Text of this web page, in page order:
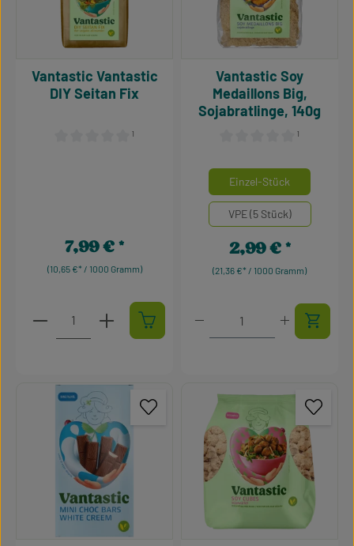
¹
Vantastic Vantastic
DIY Seitan Fix
(10,65 €* / 1000 Gramm)
Regulärer Preis:
7,99 €
Produkt Anzahl: Gib den gewünschten Wert ein
¹
Vantastic Soy
Medaillons Big,
Sojabratlinge, 140g
Mengeneinheiten auswählen
Einzel-Stück
VPE (5 Stück)
(21,36 €* / 1000 Gramm)
Regulärer Preis:
2,99 €
Produkt Anzahl: Gib